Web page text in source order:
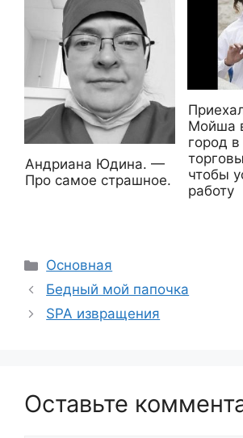
Андриана Юдина. —
Про самое страшное.
Мойша
город
чтобы
работу
Рубрики
Основная
Бедный мой папочка
SPA извращения
Оставьте